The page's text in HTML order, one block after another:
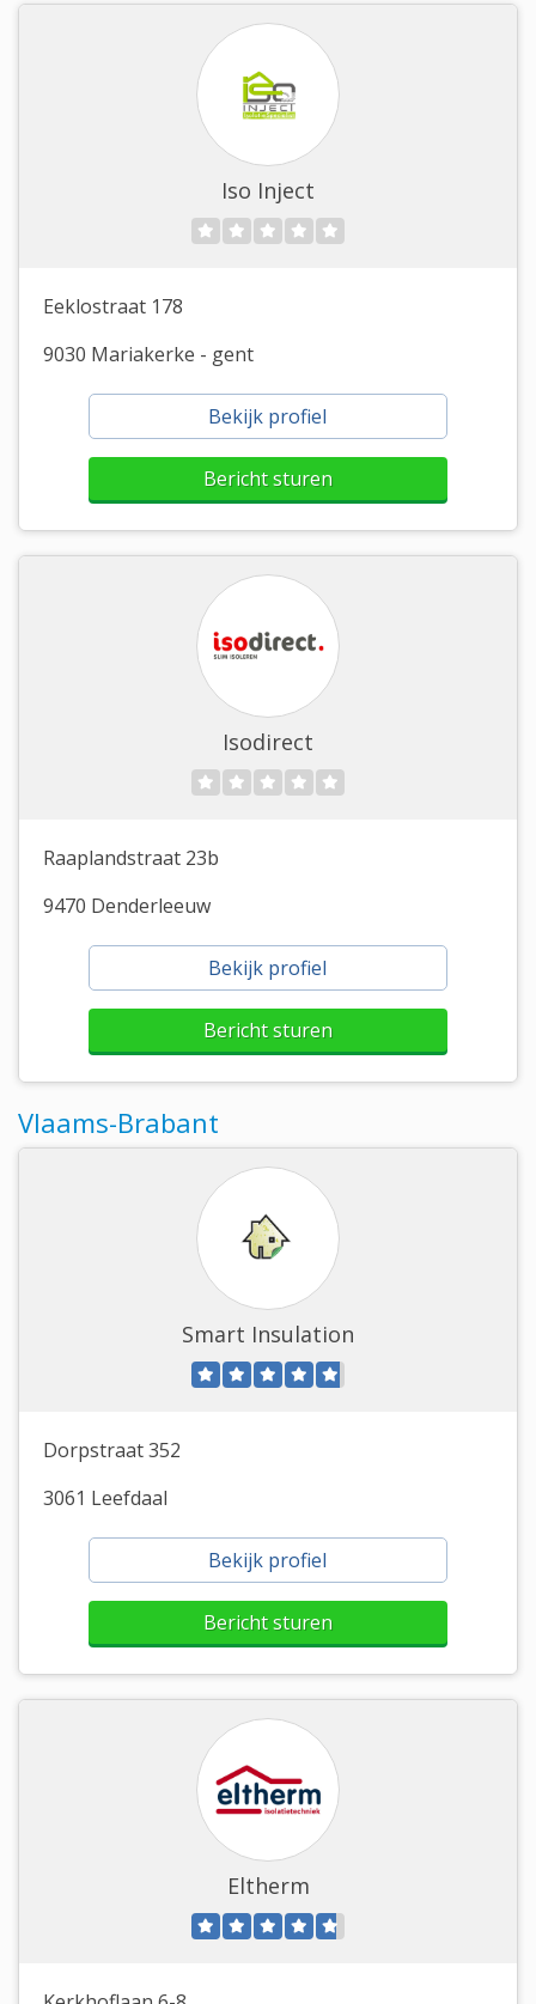
Iso Inject
Eeklostraat 178
9030 Mariakerke - gent
Bekijk profiel
Bericht sturen
Isodirect
Raaplandstraat 23b
9470 Denderleeuw
Bekijk profiel
Bericht sturen
Vlaams-Brabant
Smart Insulation
Dorpstraat 352
3061 Leefdaal
Bekijk profiel
Bericht sturen
Eltherm